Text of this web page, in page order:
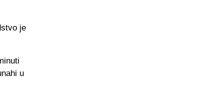
je
u